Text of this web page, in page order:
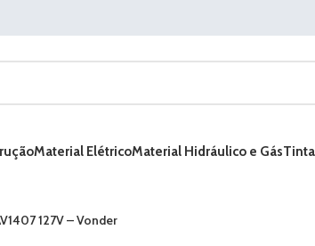
Material ElétricoMaterial Hidráulico e Gás
127V – Vonder